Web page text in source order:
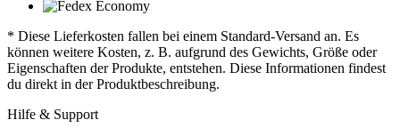
* Diese Lieferkosten fallen bei einem Standard-Versand an. Es
können weitere Kosten, z. B. aufgrund des Gewichts, Größe oder
Eigenschaften der Produkte, entstehen. Diese Informationen findest
du direkt in der Produktbeschreibung.
Hilfe & Support